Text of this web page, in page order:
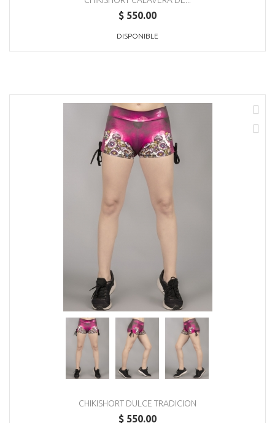
$ 550.00
DISPONIBLE
CHIKISHORT DULCE TRADICION
$ 550.00